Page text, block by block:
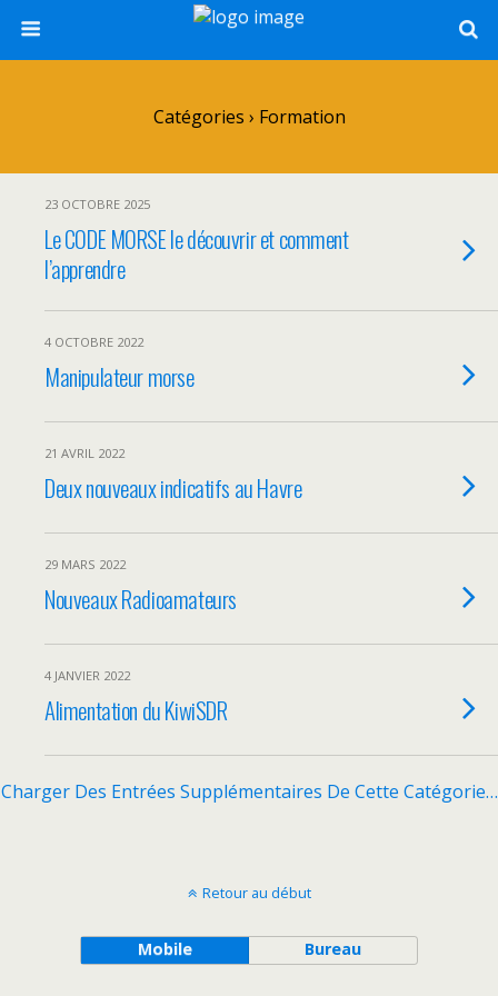
Catégories › Formation
23 OCTOBRE 2025
Le CODE MORSE le découvrir et comment
l’apprendre
4 OCTOBRE 2022
Manipulateur morse
21 AVRIL 2022
Deux nouveaux indicatifs au Havre
29 MARS 2022
Nouveaux Radioamateurs
4 JANVIER 2022
Alimentation du KiwiSDR
Charger Des Entrées Supplémentaires De Cette Catégorie…
Retour au début
Mobile Bureau